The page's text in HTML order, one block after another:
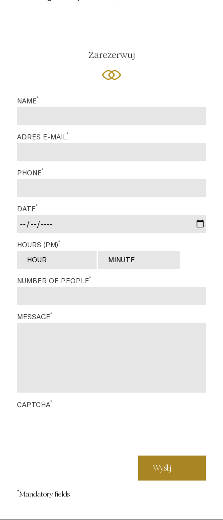
Zarezerwuj
NAME*
ADRES E-MAIL*
PHONE*
DATE*
HOURS (PM)*
NUMBER OF PEOPLE*
MESSAGE*
CAPTCHA*
*Mandatory fields